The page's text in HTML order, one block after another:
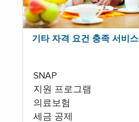
기타 자격 요건 충족 서비스
SNAP
지원 프로그램
의료보험
세금 공제